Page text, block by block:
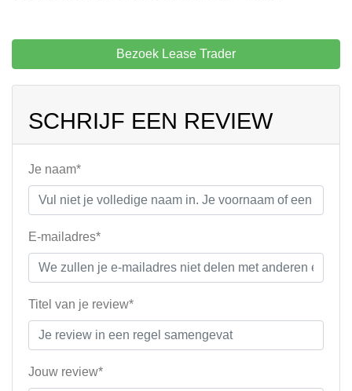
Bezoek Lease Trader
SCHRIJF EEN REVIEW
Je naam*
E-mailadres*
Titel van je review*
Jouw review*